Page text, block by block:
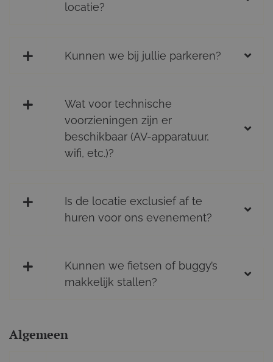
locatie?
Kunnen we bij jullie parkeren?
Wat voor technische
voorzieningen zijn er
beschikbaar (AV-apparatuur,
wifi, etc.)?
Is de locatie exclusief af te
huren voor ons evenement?
Kunnen we fietsen of buggy’s
makkelijk stallen?
Algemeen